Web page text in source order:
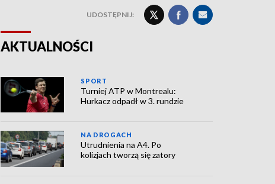
UDOSTĘPNIJ:
AKTUALNOŚCI
SPORT
Turniej ATP w Montrealu:
Hurkacz odpadł w 3. rundzie
NA DROGACH
Utrudnienia na A4. Po
kolizjach tworzą się zatory